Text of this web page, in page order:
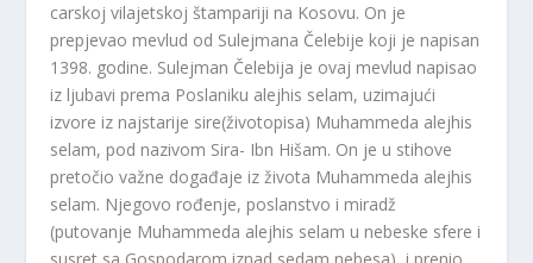
carskoj vilajetskoj štampariji na Kosovu. On je
prepjevao mevlud od Sulejmana Čelebije koji je napisan
1398. godine. Sulejman Čelebija je ovaj mevlud napisao
iz ljubavi prema Poslaniku alejhis selam, uzimajući
izvore iz najstarije sire(životopisa) Muhammeda alejhis
selam, pod nazivom Sira- Ibn Hišam. On je u stihove
pretočio važne događaje iz života Muhammeda alejhis
selam. Njegovo rođenje, poslanstvo i miradž
(putovanje Muhammeda alejhis selam u nebeske sfere i